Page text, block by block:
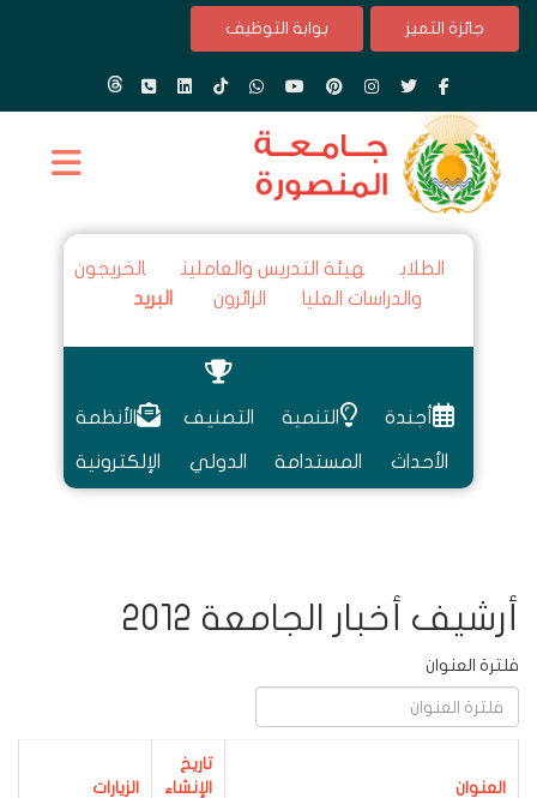
جائزة التميز بوابة التوظيف
الطلاب هيئة التدريس والعاملين
الخريجون
والدراسات العليا
الزائرون البريد
أجندة
الأحداث
التنمية
المستدامة
التصنيف
الدولي
الأنظمة
الإلكترونية
أرشيف أخبار الجامعة 2012
فلترة العنوان
العنوان
تاريخ
الإنشاء
الزيارات